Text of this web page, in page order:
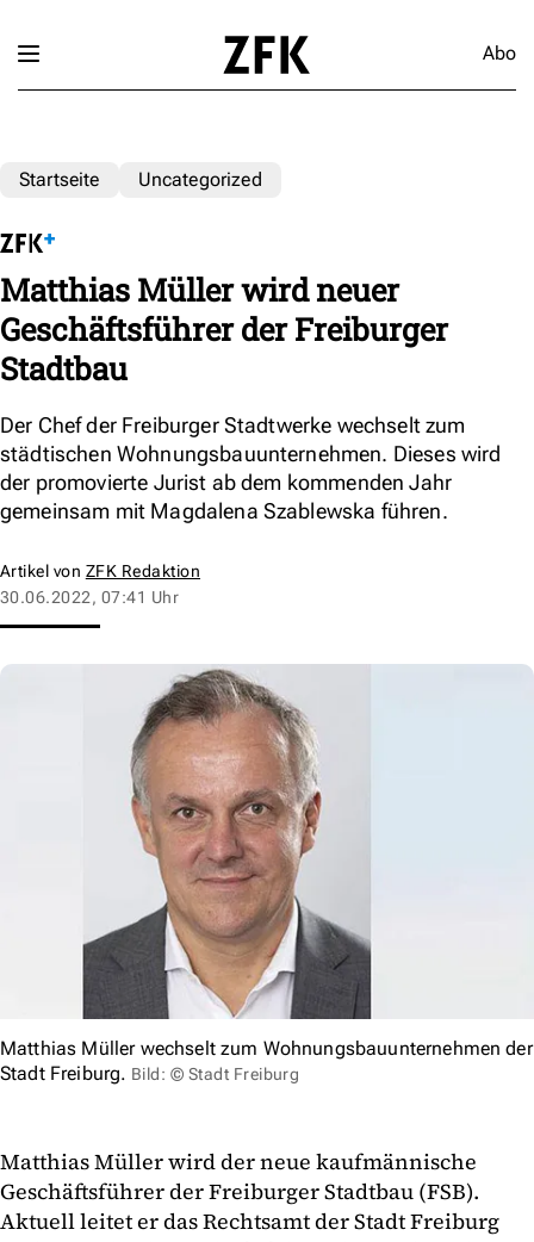
Abo
Startseite Uncategorized
Matthias Müller wird neuer
Geschäftsführer der Freiburger
Stadtbau
Der Chef der Freiburger Stadtwerke wechselt zum
städtischen Wohnungsbauunternehmen. Dieses wird
der promovierte Jurist ab dem kommenden Jahr
gemeinsam mit Magdalena Szablewska führen.
Artikel von ZFK Redaktion
30.06.2022, 07:41 Uhr
Matthias Müller wechselt zum Wohnungsbauunternehmen der
Stadt Freiburg. Bild: © Stadt Freiburg
Matthias Müller wird der neue kaufmännische
Geschäftsführer der Freiburger Stadtbau (FSB).
Aktuell leitet er das Rechtsamt der Stadt Freiburg